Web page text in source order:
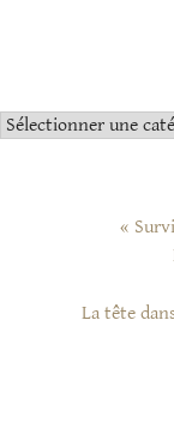
Catégories
«
La tête